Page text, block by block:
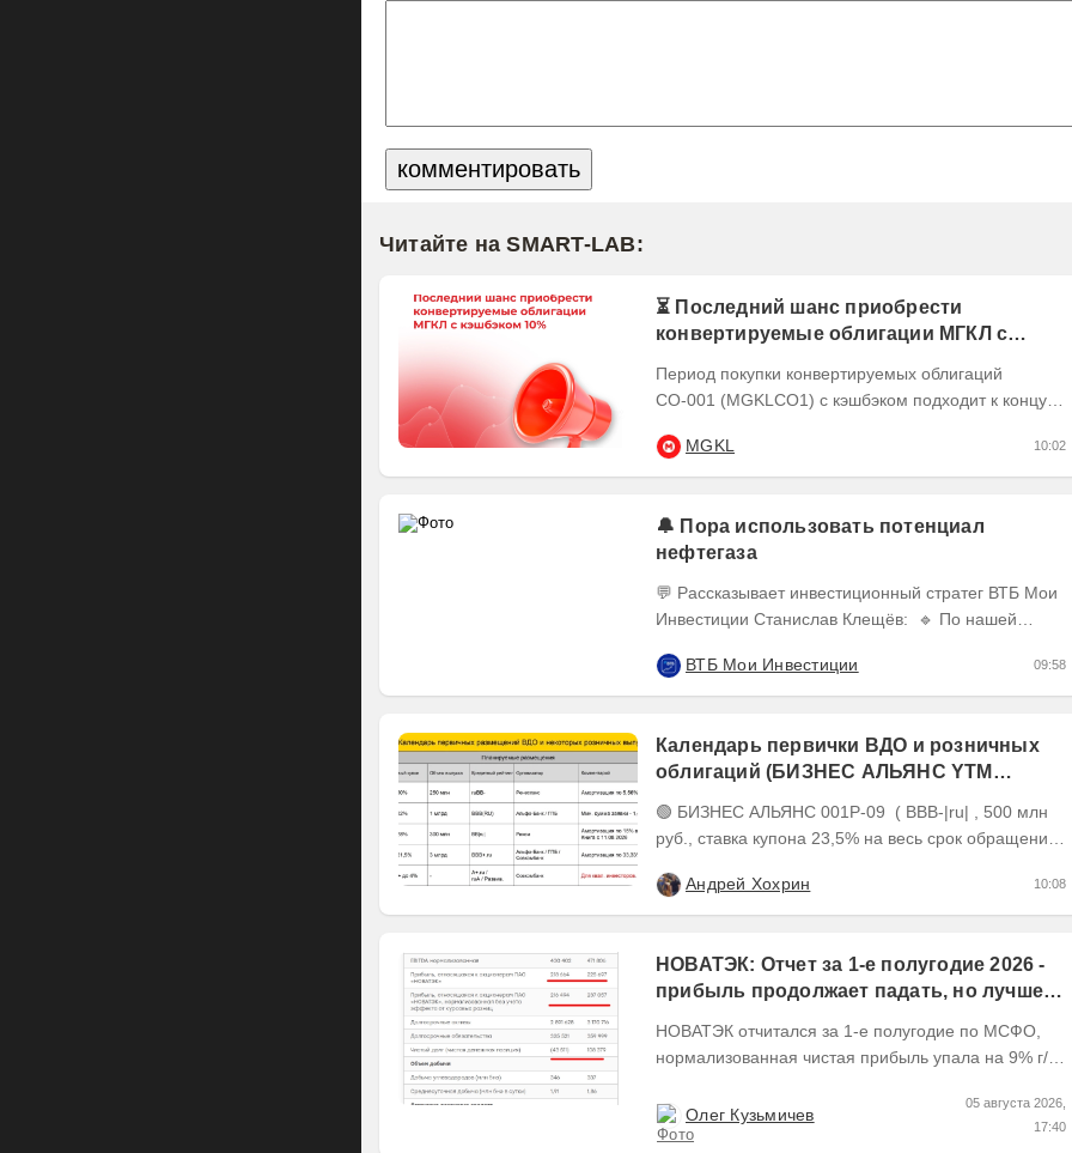
Читайте на SMART-LAB:
⏳ Последний шанс приобрести
конвертируемые облигации МГКЛ с
Период покупки конвертируемых облигаций
СО-001 (MGKLCO1) с кэшбэком подходит к концу.
квалифицированным...
MGKL 10:02
🔔 Пора использовать потенциал
нефтегаза
💬 Рассказывает инвестиционный стратег ВТБ Мои
Инвестиции Станислав Клещёв: 🔹 По нашей
сектора в...
ВТБ Мои Инвестиции 09:58
Календарь первички ВДО и розничных
облигаций (БИЗНЕС АЛЬЯНС YTM
🟢 БИЗНЕС АЛЬЯНС 001P-09 ( BBB-|ru| , 500 млн
руб., ставка купона 23,5% на весь срок обращения,
Андрей Хохрин
10:08
НОВАТЭК: Отчет за 1-е полугодие 2026 -
прибыль продолжает падать, но лучшее
НОВАТЭК отчитался за 1-е полугодие по МСФО,
нормализованная чистая прибыль упала на 9% г/г
Олег Кузьмичев
05 августа 2026,
17:40